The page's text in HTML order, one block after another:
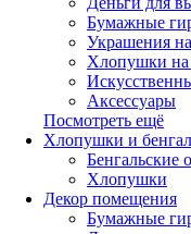
Бумажные
Украшения
Хлопушки на
Аксессуары
Посмотреть ещё
Хлопушки и
Бенгальские
Хлопушки
Декор помещения
Бумажные